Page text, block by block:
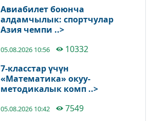
Авиабилет боюнча
алдамчылык: спортчулар
Азия чемпи ..>
05.08.2026 10:56
10332
7-класстар үчүн
«Математика» окуу-
методикалык комп ..>
05.08.2026 10:42
7549